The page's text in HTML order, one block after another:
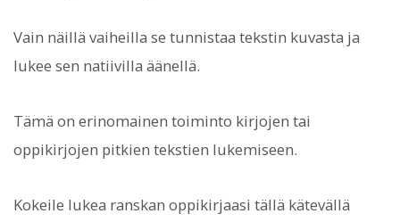
Vain näillä vaiheilla se tunnistaa tekstin kuvasta ja
lukee sen natiivilla äänellä.
Tämä on erinomainen toiminto kirjojen tai
oppikirjojen pitkien tekstien lukemiseen.
Kokeile lukea ranskan oppikirjaasi tällä kätevällä